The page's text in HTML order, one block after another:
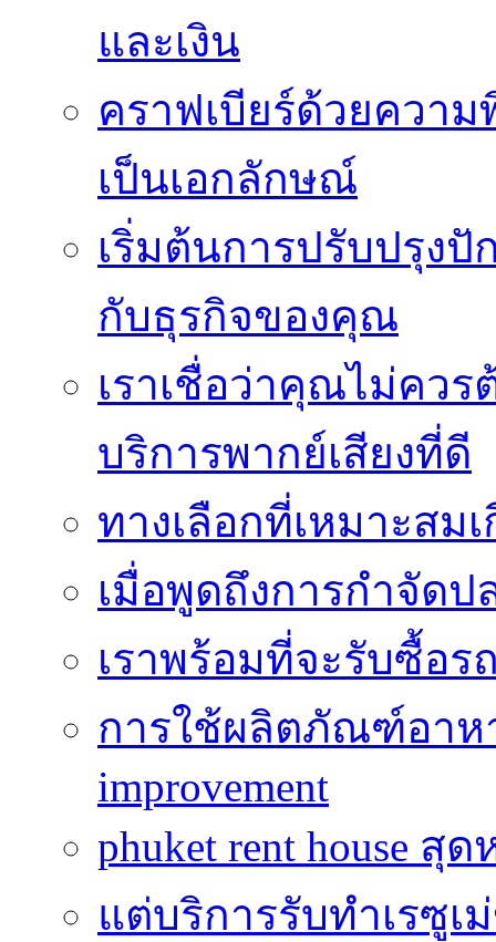
และเงิน
คราฟเบียร์ด้วยควา
เป็นเอกลักษณ์
เริ่มต้นการปรับปรุง
กับธุรกิจของคุณ
เราเชื่อว่าคุณไม่คว
บริการพากย์เสียงที่ดี
ทางเลือกที่เหมาะสม
เมื่อพูดถึงการกำจัดป
เราพร้อมที่จะรับซื้อ
การใช้ผลิตภัณฑ์อาหา
improvement
phuket rent house
แต่บริการรับทำเรซูเ